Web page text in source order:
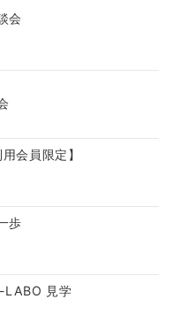
会
会員限定】
歩
LABO 見学